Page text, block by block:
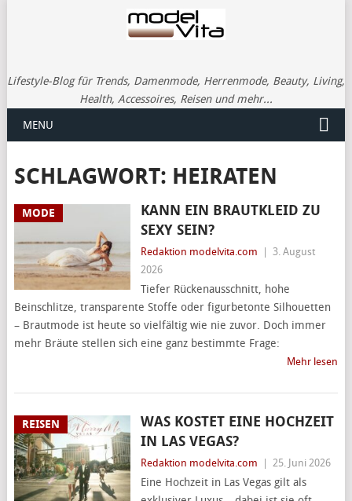
Lifestyle-Blog für Trends, Damenmode, Herrenmode, Beauty, Living,
Health, Accessoires, Reisen und mehr...
MENU
SCHLAGWORT: HEIRATEN
MODE
KANN EIN BRAUTKLEID ZU
SEXY SEIN?
Redaktion modelvita.com
3. August
2026
Tiefer Rückenausschnitt, hohe
Beinschlitze, transparente Stoffe oder figurbetonte Silhouetten
– Brautmode ist heute so vielfältig wie nie zuvor. Doch immer
mehr Bräute stellen sich eine ganz bestimmte Frage:
Mehr lesen
REISEN
WAS KOSTET EINE HOCHZEIT
IN LAS VEGAS?
Redaktion modelvita.com 25. Juni 2026
Eine Hochzeit in Las Vegas gilt als